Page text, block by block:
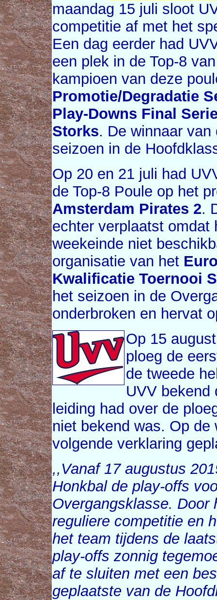
maandag 15 juli sloot
competitie af met het
Een dag eerder had
een plek in de Top-8
kampioen van deze
Promotie/Degradatie
Play-Downs Final
Storks. De winnaar
seizoen in de
Op 20 en 21 juli had
de Top-8 Poule op het
Amsterdam Pirates 2.
echter verplaatst
weekeinde niet
organisatie van het
Kwalificatie Toernooi
het seizoen in de
onderbroken en hervat
Op 15
ploeg de
de tweede
UVV bekend
leiding had over de
niet bekend was. Op
volgende verklaring
,,Vanaf 17 augustus
Honkbal de play-offs
Overgangsklasse. Door
reguliere competitie en
het team tijdens de
play-offs zonnig
af te sluiten met een
geplaatste van de